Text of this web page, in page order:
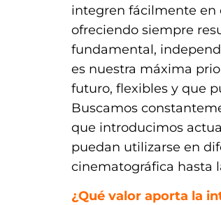
integren fácilmente en
ofreciendo siempre
fundamental,
es nuestra máxima
futuro, flexibles y que
Buscamos
que introducimos
puedan utilizarse en
cinematográfica hasta
¿Qué valor aporta la